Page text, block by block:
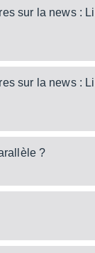
sur la news :
sur la news :
?